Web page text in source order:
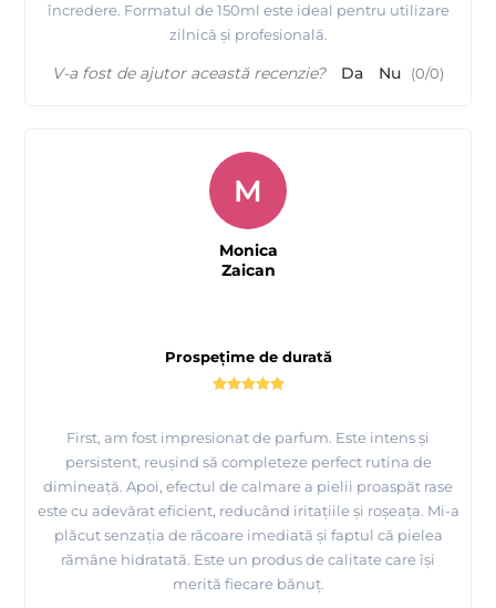
încredere. Formatul de 150ml este ideal pentru utilizare
zilnică și profesională.
V-a fost de ajutor această recenzie? Da Nu (0/0)
Prospețime de durată
First, am fost impresionat de parfum. Este intens și
persistent, reușind să completeze perfect rutina de
dimineață. Apoi, efectul de calmare a pielii proaspăt rase
este cu adevărat eficient, reducând iritațiile și roșeața. Mi-a
plăcut senzația de răcoare imediată și faptul că pielea
rămâne hidratată. Este un produs de calitate care își
merită fiecare bănuț.
M
Monica
Zaican